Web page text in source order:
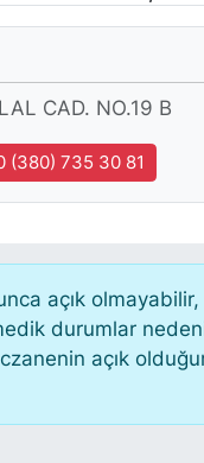
CAD. NO.19 B
(380) 735 30 81
açık
durumlar
açık